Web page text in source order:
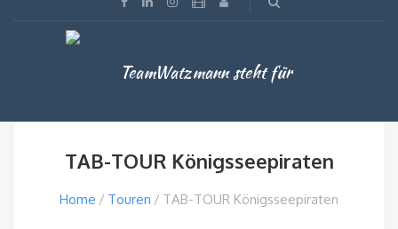
TAB-TOUR Königsseepiraten
Home Touren TAB-TOUR Königsseepiraten